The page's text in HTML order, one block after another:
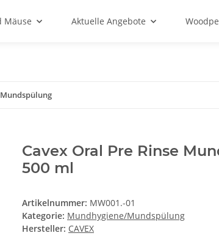
Mäuse Aktuelle Angebote
Cavex Oral Pre Rinse
500 ml
Artikelnummer: MW001.-01
Kategorie: Mundhygiene/Mundspülung
Hersteller: CAVEX